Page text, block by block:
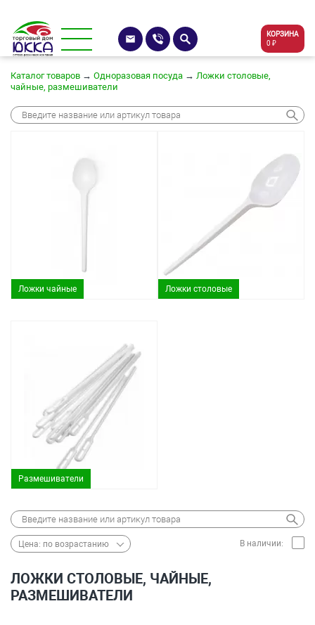
КОРЗИНА
0 ₽
Каталог товаров → Одноразовая посуда → Ложки столовые,
чайные, размешиватели
Ложки чайные Ложки столовые
Размешиватели
Цена: по возрастанию В наличии:
ЛОЖКИ СТОЛОВЫЕ, ЧАЙНЫЕ,
РАЗМЕШИВАТЕЛИ